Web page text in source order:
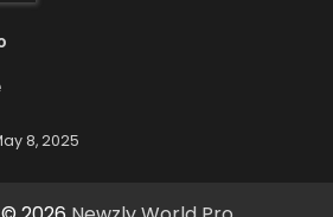
8, 2025